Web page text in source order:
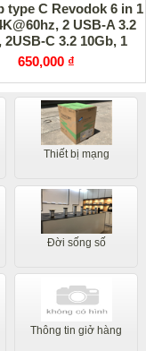
type C Revodok 6 in 1
2 USB-A 3.2
2USB-C 3.2 10Gb, 1
Ugreen 45363
650,000 ₫
Thiết bị mạng
Đời sống số
Thông tin giở hàng